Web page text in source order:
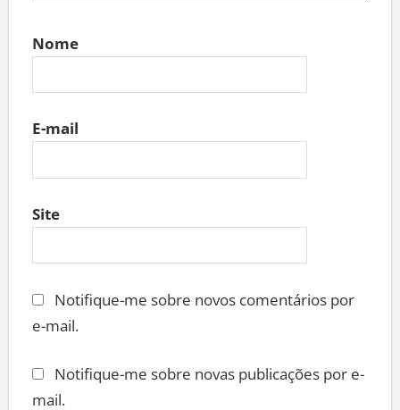
Nome
E-mail
Site
Notifique-me sobre novos comentários por
e-mail.
Notifique-me sobre novas publicações por e-
mail.